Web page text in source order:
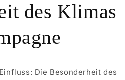
des Klimas
Die Besonderheit des